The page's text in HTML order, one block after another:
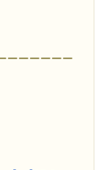
ーーーーーー